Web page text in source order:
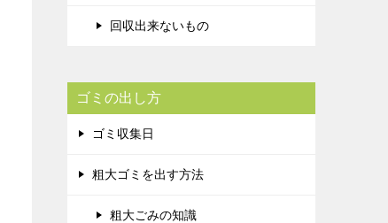
回収出来ないもの
ゴミの出し方
ゴミ収集日
粗大ゴミを出す方法
粗大ごみの知識